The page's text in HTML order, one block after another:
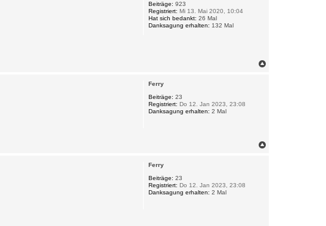
Beiträge: 923
Registriert: Mi 13. Mai 2020, 10:04
Hat sich bedankt: 26 Mal
Danksagung erhalten: 132 Mal
Ferry
Beiträge: 23
Registriert: Do 12. Jan 2023, 23:08
Danksagung erhalten: 2 Mal
Ferry
Beiträge: 23
Registriert: Do 12. Jan 2023, 23:08
Danksagung erhalten: 2 Mal